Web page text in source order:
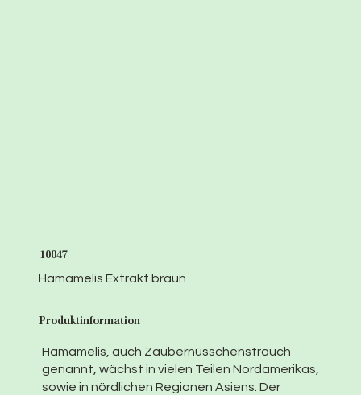
10047
Hamamelis Extrakt braun
Produktinformation
Hamamelis, auch Zaubernüsschenstrauch
genannt, wächst in vielen Teilen Nordamerikas,
sowie in nördlichen Regionen Asiens. Der